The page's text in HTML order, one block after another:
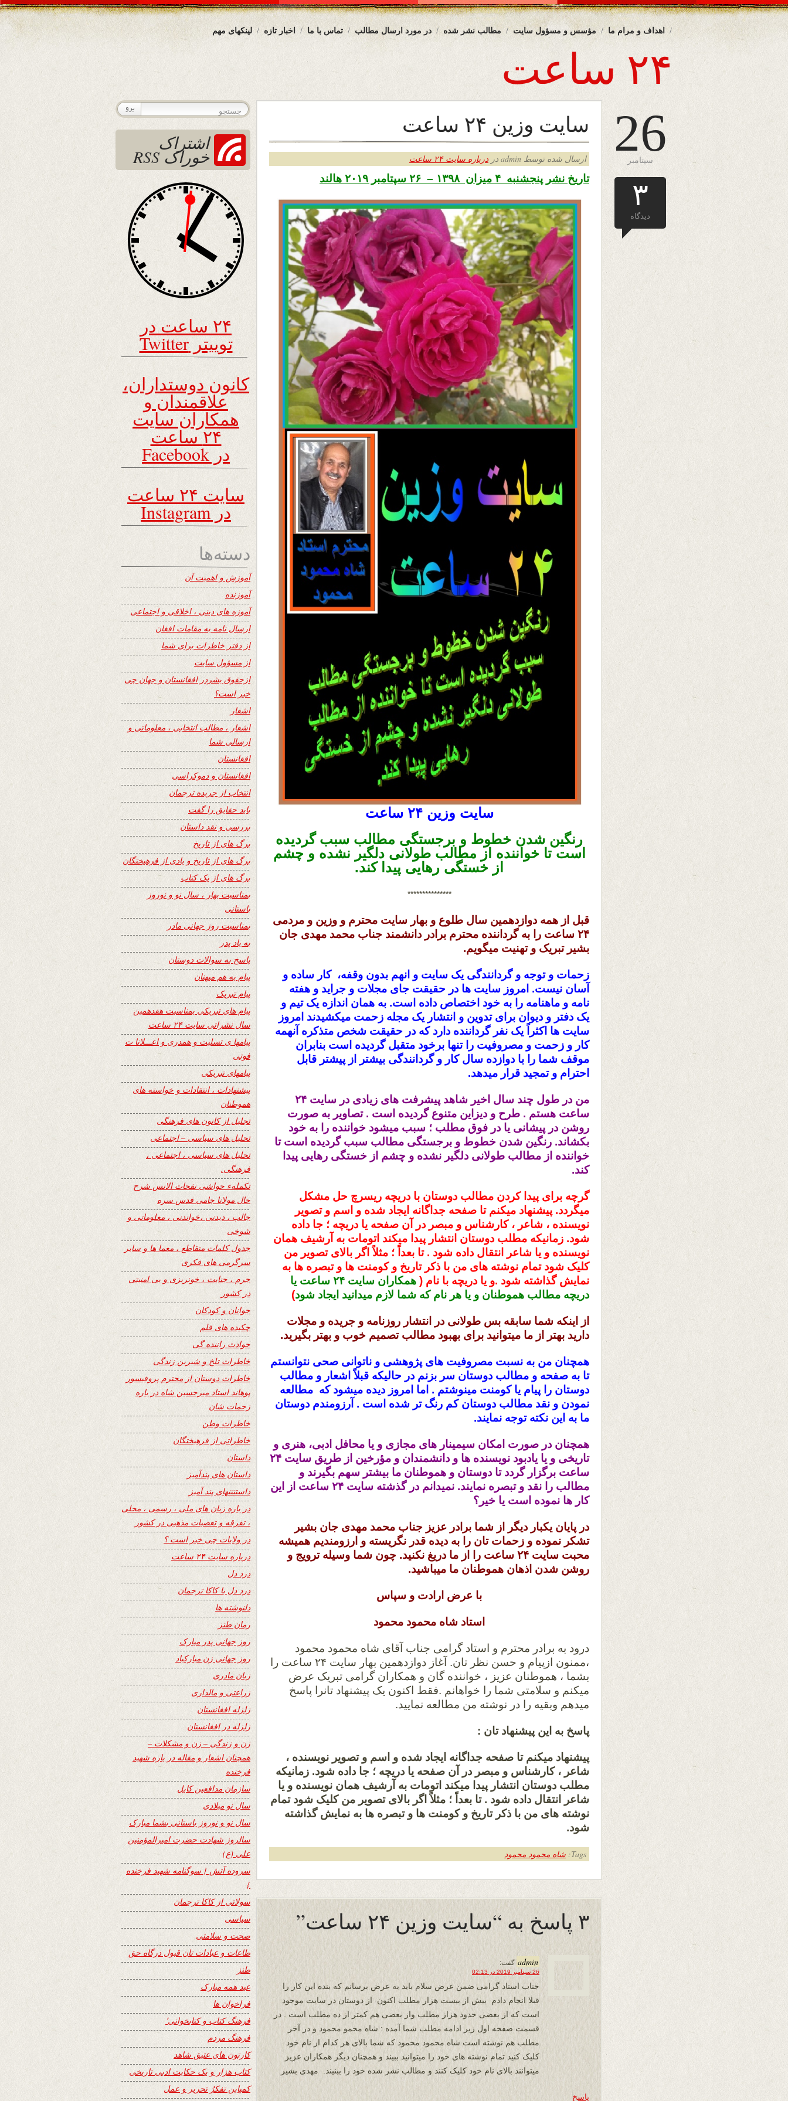
لینکهای مهم اخبار تازه تماس با ما در مورد ارسال مطالب مطالب نشر شده مؤسس و مسؤول سایت اهداف و مرام ما
۲۴ ساعت
26
سپتامبر
۳
دیدگاه
سایت وزین ۲۴ ساعت
ارسال شده توسط admin در درباره سایت ۲۴ ساعت
تاریخ نشر پنجشنبه ۴ میزان ۱۳۹۸ – ۲۶ سپتامبر ۲۰۱۹ هالند
سایت وزین ۲۴ ساعت
رنگین شدن خطوط و برجستگی مطالب سبب گردیده
است تا خواننده از مطالب طولانی دلگیر نشده و چشم
از خستگی رهایی پیدا کند.
***************
قبل از همه دوازدهمین سال طلوع و بهار سایت محترم و وزین و مردمی
۲۴ ساعت را به گرداننده محترم برادر دانشمند جناب محمد مهدی جان
بشیر تبریک و تهنیت میگویم.
زحمات و توجه و گردانندگی یک سایت و انهم بدون وقفه، کار ساده و
آسان نیست. امروز سایت ها در حقیقت جای مجلات و جراید و هفته
نامه و ماهنامه را به خود اختصاص داده است. به همان اندازه یک تیم و
یک دفتر و دیوان برای تدوین و انتشار یک مجله زحمت میکشیدند امروز
سایت ها اکثراً یک نفر گرداننده دارد که در حقیقت شخص متذکره آنهمه
کار و زحمت و مصروفیت را تنها برخود متقبل گردیده است بنابران
موقف شما را با دوازده سال کار و گردانندگی بیشتر از پیشتر قابل
احترام و تمجید قرار میدهد.
من در طول چند سال اخیر شاهد پیشرفت های زیادی در سایت ۲۴
ساعت هستم . طرح و دیزاین متنوع گردیده است . تصاویر به صورت
روشن در پیشانی یا در فوق مطلب ؛ سبب میشود خواننده را به خود
بکشاند. رنگین شدن خطوط و برجستگی مطالب سبب گردیده است تا
خواننده از مطالب طولانی دلگیر نشده و چشم از خستگی رهایی پیدا
کند.
گرچه برای پیدا کردن مطالب دوستان با دریچه ریسرچ حل مشکل
میگردد. پیشنهاد میکنم تا صفحه جداگانه ایجاد شده و اسم و تصویر
نویسنده ، شاعر ، کارشناس و مبصر در آن صفحه یا دریچه ؛ جا داده
شود. زمانیکه مطلب دوستان انتشار پیدا میکند اتومات به آرشیف همان
نویسنده و یا شاعر انتقال داده شود . تا بعداً ؛ مثلاً اگر بالای تصویر من
کلیک شود تمام نوشته های من با ذکر تاریخ و کومنت ها و تبصره ها به
نمایش گذاشته شود .و یا دریچه با نام (
همکاران سایت ۲۴ ساعت یا
دریچه مطالب هموطنان و یا هر نام که شما لازم میدانید ایجاد شود)
از اینکه شما سابقه بس طولانی در انتشار روزنامه و جریده و مجلات
دارید بهتر از ما میتوانید برای بهبود مطالب تصمیم خوب و بهتر بگیرید.
همچنان من به نسبت مصروفیت های پژوهشی و ناتوانی صحی نتوانستم
تا به صفحه و مطالب دوستان سر بزنم در حالیکه قبلاً اشعار و مطالب
دوستان را پیام یا کومنت مینوشتم . اما امروز دیده میشود که مطالعه
نمودن و نقد مطالب دوستان کم رنگ تر شده است . آرزومندم دوستان
ما به این نکته توجه نمایند.
همچنان در صورت امکان سیمینار های مجازی و یا محافل ادبی، هنری و
تاریخی و یا یادبود نویسنده ها و دانشمندان و مؤرخین از طریق سایت ۲۴
ساعت برگزار گردد تا دوستان و هموطنان ما بیشتر سهم بگیرند و
مطالب را نقد و تبصره نمایند. نمیدانم در گذشته سایت ۲۴ ساعت از این
کار ها نموده است یا خیر؟
در پایان یکبار دیگر از شما برادر عزیز جناب محمد مهدی جان بشیر
تشکر نموده و زحمات تان را به دیده قدر نگریسته و ارزومندیم همیشه
محبت سایت ۲۴ ساعت را از ما دریغ نکنید. چون شما وسیله ترویج و
روشن شدن اذهان هموطنان ما میباشید.
با عرض ارادت و سپاس
استاد شاه محمود محمود
درود به برادر محترم و استاد گرامی جناب آقای شاه محمود محمود
،ممنون ازپیام و حسن نظر تان. آغاز دوازدهمین بهار سایت ۲۴ ساعت را
بشما ، هموطنان عزیز ، خواننده گان و همکاران گرامی تبریک عرض
میکنم و سلامتی شما را خواهانم .فقط اکنون یک پیشنهاد تانرا پاسخ
میدهم وبقیه را در نوشته من مطالعه نمایید.
پاسخ به این پیشنهاد تان :
پیشنهاد میکنم تا صفحه جداگانه ایجاد شده و اسم و تصویر نویسنده ،
شاعر ، کارشناس و مبصر در آن صفحه یا دریچه ؛ جا داده شود. زمانیکه
مطلب دوستان انتشار پیدا میکند اتومات به آرشیف همان نویسنده و یا
شاعر انتقال داده شود . تا بعداً ؛ مثلاً اگر بالای تصویر من کلیک شود تمام
نوشته های من با ذکر تاریخ و کومنت ها و تبصره ها به نمایش گذاشته
شود.
Tags: شاه محمود محمود
۳ پاسخ به “سایت وزین ۲۴ ساعت”
admin گفت:
26 سپتامبر 2019 در 02:13
جناب استاد گرامی ضمن عرض سلام باید به عرض برسانم که بنده این کار را
قبلا انجام دادم بیش از بیست هزار مطلب اکنون از دوستان در سایت موجود
است که از بعضی حدود هزاز مطلب واز بعضی هم کمتر از ده مطلب است . در
قسمت صفحه اول زیر ادامه مطلب شما آمده : شاه محمو محمود و در آخر
مطلب هم نوشته است شاه محمود محمود که شما بالای هر کدام از نام خود
کلیک کنید تمام نوشته های خود را میتوانید ببیند و همچنان دیگر همکاران عزیز
میتوانند بالای نام خود کلیک کنند و مطالب نشر شده خود را ببنیند. مهدی بشیر
پاسخ
اشتراک
خوراک RSS
۲۴ ساعت در
توییتر Twitter
کانون دوستداران،
علاقمندان و
همکاران سایت
۲۴ ساعت
در Facebook
سایت ۲۴ ساعت
در Instagram
دسته‌ها
آموزش و اهمیت آن
آموزنده
آموزه های دینی ، اخلاقی و اجتماعی
ارسال نامه به مقامات افغان
از دفتر خاطرات برای شما
از مسؤول سایت
ازحقوق بشردر افغانستان و جهان چی
خبر است؟
اشعار
اشعار ، مطالب انتخابی ، معلوماتی و
ارسالی شما
افغانستان
افغانستان و دموکراسی
انتخاب از جریده ترجمان
باید حقایق را گفت
بررسی و نقد داستان
برگ های از تاریخ
برگ های از تاریخ و یادی از فرهیختگان
برگ های از یک کتاب
بمناسبت بهار ، سال نو و نوروز
باستانی
بمناسبت روز جهانی مادر
به یاد پدر
پاسخ به سوالات دوستان
پیام به هم میهنان
پیام تبریک
پیام های تبریکی بمناسبت هفدهمین
سال نشراتی سایت ۲۴ ساعت
پیامها ی تسلیت و همدری و اعـــلانا ت
فوتی
پیامهای تبریکی
پیشنهادات ، انتقادات و خواسته های
هموطنان
تجلیل از کانون های فرهنگی
تحلیل های سیاسی – اجتماعی
تحلیل های سیاسی ، اجتماعی ،
فرهنگی.
تکملهء حواشی نفحات الانس شرح
حال مولانا جامی قدس سره
جالب ، دیدنی ،خواندنی ، معلوماتی و
شوخی
جدول کلمات متقاطع ، معما ها و سایر
سرگرمی های فکری
جرم ، جنایت ، خونریزی و بی امنیتی
در کشور
جوانان و کودکان
چکیده های قلم
حوادث راننده گی
خاطرات تلخ و شیرین زندگی
خاطرات دوستان از محترم پروفیسور
پوهاند استاد میرحسین شاه در باره
زحمات شان
خاطرات وطن
خاطراتی از فرهیختگان
داستان
داستان های پندآمیز
داستنتنهای پند آمیز
در باره زبان های ملی ، رسمی ، محلی
، تفرقه و تعصبات مذهبی در کشور
در ولایات چی خبر است ؟
درباره سایت ۲۴ ساعت
درد دل
درد دل با کاکا ترجمان
دلنوشته ها
رمان طنز
روز جهانی پدر مبارک
روز جهانی زن مبارکباد
زبان مادری
زراعتی و مالداری
زلزله افغانستان
زلزله در افغانستان
زن و زندگی – زن و مشکلات –
همچنان اشعار و مقاله در باره شهید
فرخنده
سازمان مدافعین کابل
سال نو میلادی
سال نو و نوروز باستانی بشما مبارک
سالروز شهادت حضرت امیرالمؤمنین
علی (ع)
سروده آتش { سوگنامه شهید فرخنده
}
سولاتی از کاکا ترجمان
سیاسی
صحت و سلامتی
طاعات و عبادات تان قبول درگاه حق
طنز
عید همه مبارک
فراخوان ها
فرهنگ کتاب و کتابخوانی٬
فرهنگ مردم
کارتون های عتیق شاهد
کتاب هزار و یک حکایت ادبی تاریخی
کمپاین تفکرُ تحریر و عمل